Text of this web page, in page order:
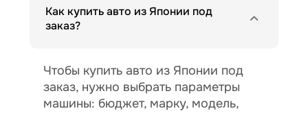
Как купить авто из Японии под
заказ?
Чтобы купить авто из Японии под
заказ, нужно выбрать параметры
машины: бюджет, марку, модель,